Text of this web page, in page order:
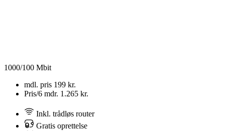
1000/100 Mbit
mdl. pris 199 kr.
Pris/6 mdr. 1.265 kr.
Inkl. trådløs router
Gratis oprettelse